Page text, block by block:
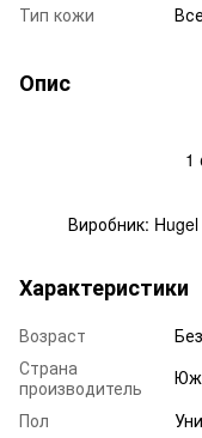
Тип кожи
Опис
1
Виробник:
Характеристики
Возраст
Страна
производитель
Пол